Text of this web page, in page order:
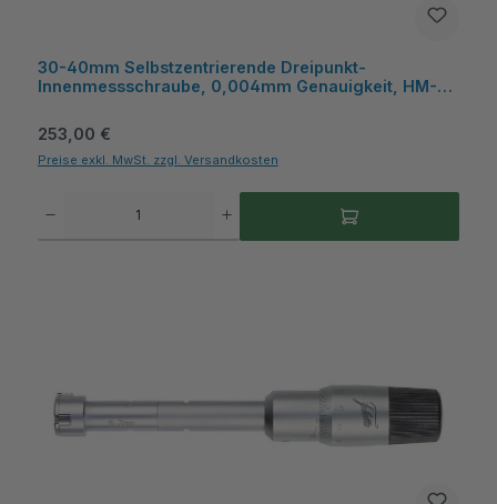
30-40mm Selbstzentrierende Dreipunkt-
Innenmessschraube, 0,004mm Genauigkeit, HM-
Regulärer Preis:
253,00 €
Preise exkl. MwSt. zzgl. Versandkosten